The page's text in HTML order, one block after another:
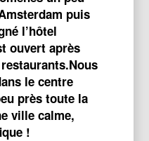
puis
l’hôtel
ouvert après
​Nous
le centre
près toute la
ville calme,
!